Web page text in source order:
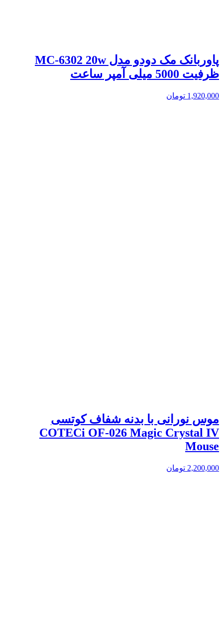
پاوربانک مک دودو مدل MC-6302 20w
ظرفیت 5000 میلی آمپر ساعت
1,920,000 تومان
موس نورانی با بدنه شفاف کوتسی
COTECi OF-026 Magic Crystal IV
Mouse
2,200,000 تومان